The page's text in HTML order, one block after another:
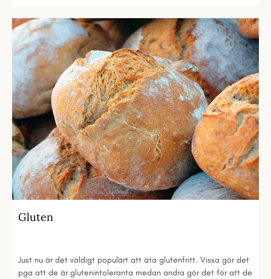
Gluten
Just nu är det väldigt populärt att äta glutenfritt. Vissa gör det
pga att de är glutenintoleranta medan andra gör det för att de